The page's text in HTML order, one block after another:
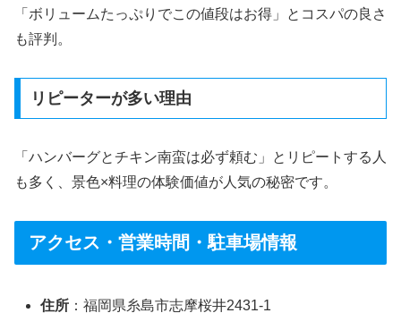
「ボリュームたっぷりでこの値段はお得」とコスパの良さ
も評判。
リピーターが多い理由
「ハンバーグとチキン南蛮は必ず頼む」とリピートする人
も多く、景色×料理の体験価値が人気の秘密です。
アクセス・営業時間・駐車場情報
住所 ：福岡県糸島市志摩桜井2431-1